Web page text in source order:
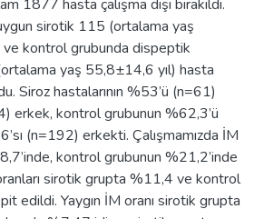
1877 hasta çalışma dışı bırakıldı.
sirotik 115 (ortalama yaş
kontrol grubunda dispeptik
yaş 55,8±14,6 yıl) hasta
Siroz hastalarının %53’ü (n=61)
erkek, kontrol grubunun %62,3’ü
(n=192) erkekti. Çalışmamızda İM
kontrol grubunun %21,2’inde
sirotik grupta %11,4 ve kontrol
edildi. Yaygın İM oranı sirotik grupta